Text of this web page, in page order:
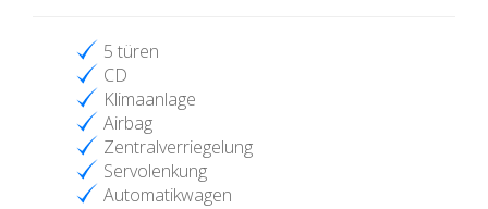
5 türen
CD
Klimaanlage
Airbag
Zentralverriegelung
Servolenkung
Automatikwagen